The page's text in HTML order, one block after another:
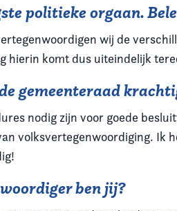
politieke orgaan.
wij de
hierin komt dus uiteindelijk
gemeenteraad
nodig zijn voor goede
volksvertegenwoordiging. Ik
ben jij?